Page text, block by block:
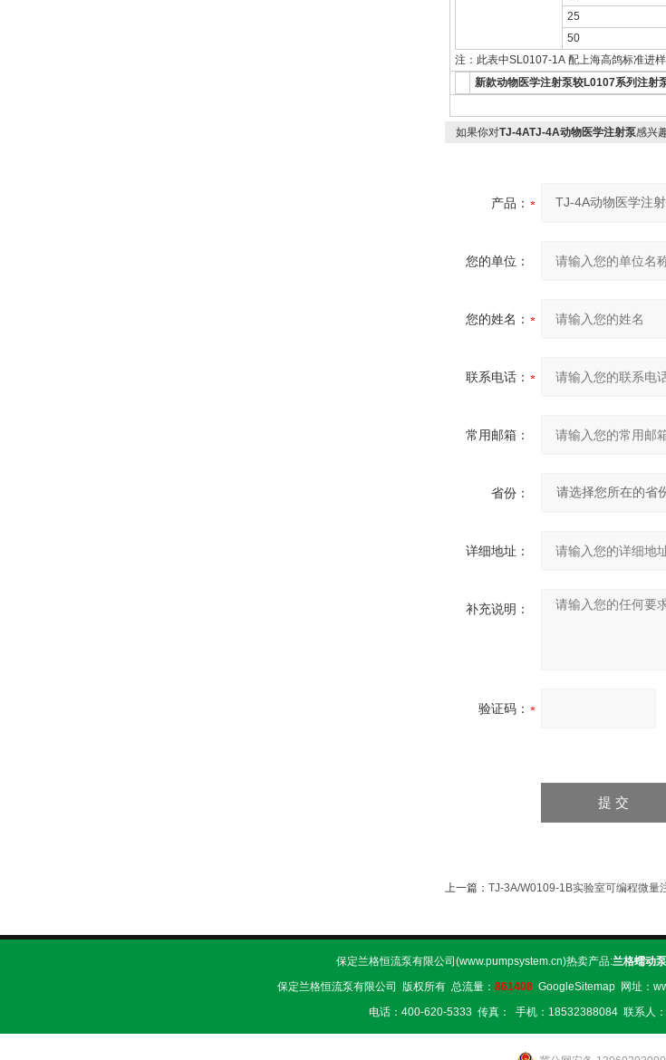
25
50
注：此表中SL0107-1A 配上海高鸽标准进
新款动物医学注射泵较L0107系列注射
如果你对TJ-4ATJ-4A动物医学注射泵感兴
产品：
您的单位：
您的姓名：
联系电话：
常用邮箱：
省份：
详细地址：
补充说明：
验证码：
上一篇： TJ-3A/W0109-1B实验室可编程微量
保定兰格恒流泵有限公司(www.pumpsystem.cn)热卖产品:兰格蠕动泵
保定兰格恒流泵有限公司 版权所有 总流量： 861408 GoogleSitemap 网址：
电话：400-620-5333 传真： 手机：18532388084 联系人